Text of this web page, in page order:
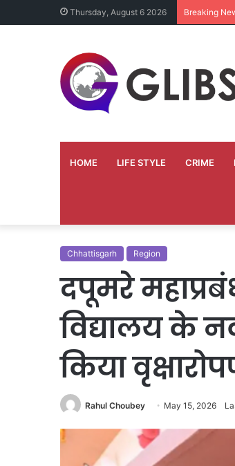
Thursday, August 6 2026 Breaking
HOME LIFE STYLE CRIME
Chhattisgarh Region
दपूमरे
विद्यालय के
किया
Rahul Choubey May 15, 2026